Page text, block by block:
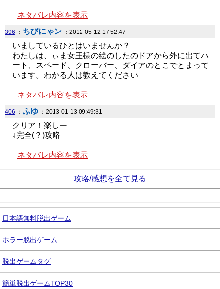
ネタバレ内容を表示
396 ： ちびにゃン ：2012-05-12 17:52:47
いましているひとはいませんか？
わたしは、ぃま女王様の絵のしたのドアから外に出てハ
ート、スペード、クローバー、ダイアのとこでとまって
います。わかる人は教えてください
ネタバレ内容を表示
406 ： ふゆ ：2013-01-13 09:49:31
クリア！楽しー
↓完全(？)攻略
ネタバレ内容を表示
攻略/感想を全て見る
日本語無料脱出ゲーム
ホラー脱出ゲーム
脱出ゲームタグ
簡単脱出ゲームTOP30